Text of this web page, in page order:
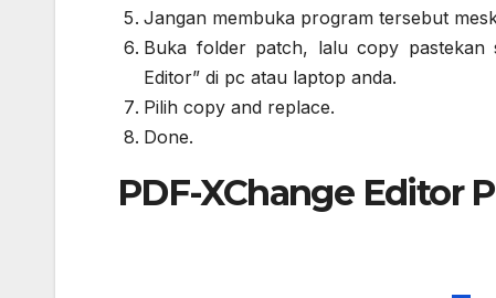
Jangan membuka program tersebut
Buka folder patch, lalu copy pastekan
Editor” di pc atau laptop anda.
Pilih copy and replace.
Done.
PDF-XChange Editor